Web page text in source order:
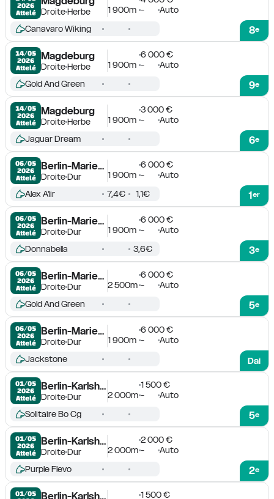
2026
Attelé
DroiteHerbe
1 900m - Auto
8e
Canavaro Wiking
14/05
2026
Attelé
Magdeburg
DroiteHerbe
6 000 €
1 900m - Auto
9e
Gold And Green
14/05
2026
Attelé
Magdeburg
DroiteHerbe
3 000 €
1 900m - Auto
6e
Jaguar Dream
06/05
2026
Attelé
Berlin-Mariendorf
DroiteDur
6 000 €
1 900m - Auto
1er
Alex A'lir 7,4€ 1,1€
06/05
2026
Attelé
Berlin-Mariendorf
DroiteDur
6 000 €
1 900m - Auto
3e
Donnabella 3,6€
06/05
2026
Attelé
Berlin-Mariendorf
DroiteDur
6 000 €
2 500m - Auto
5e
Gold And Green
06/05
2026
Attelé
Berlin-Mariendorf
DroiteDur
6 000 €
1 900m -
Auto
Dai
Jackstone
01/05
2026
Attelé
Berlin-Karlshorst
DroiteDur
1 500 €
2 000m - Auto
5e
Solitaire Bo Cg
01/05
2026
Attelé
Berlin-Karlshorst
DroiteDur
2 000 €
2 000m - Auto
2e
Purple Flevo
01/05
Berlin-Karlshorst
1 500 €